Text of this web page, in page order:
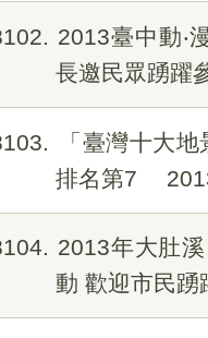
2013臺中動‧
長邀民眾踴躍
「臺灣十大
排名第7
2013年大肚
動 歡迎市民踴